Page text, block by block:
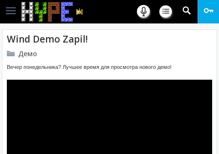
Wind Demo Zapil!
Демо
Вечер понедельника? Лучшее время для просмотра нового демо!